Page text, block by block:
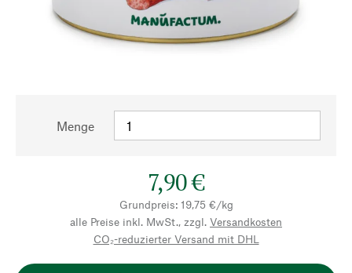
Menge
7,90 €
Grundpreis: 19,75 €/kg
alle Preise inkl. MwSt., zzgl. Versandkosten
CO₂-reduzierter Versand mit DHL